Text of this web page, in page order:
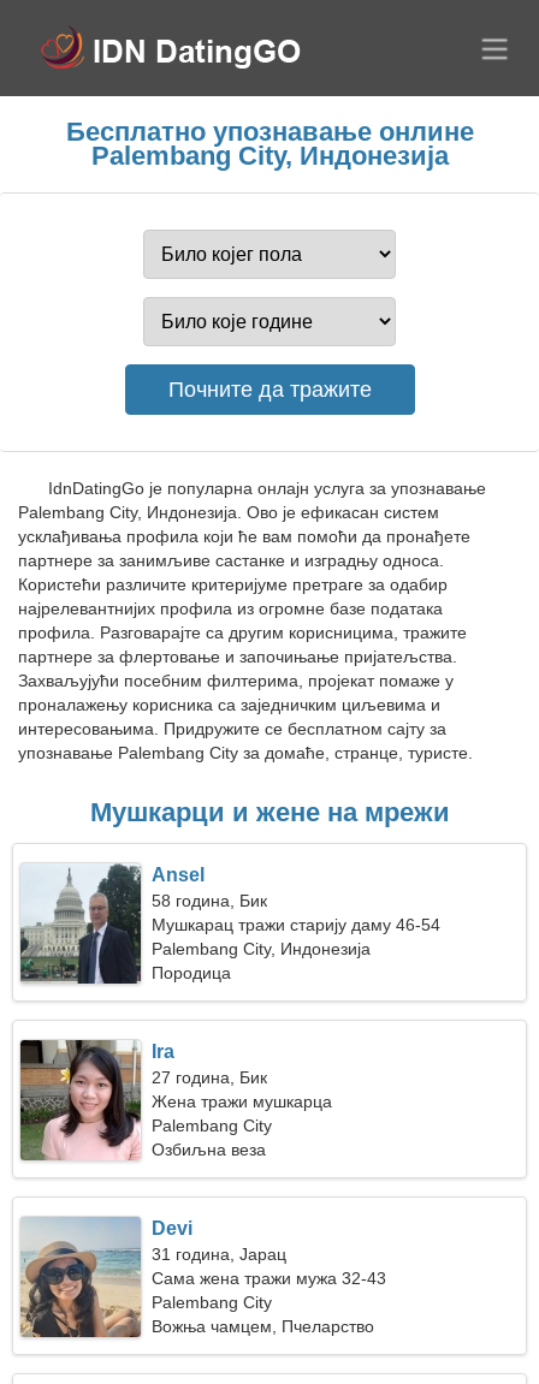
Бесплатно упознавање онлине
Palembang City, Индонезија
IdnDatingGo је популарна онлајн услуга за упознавање
Palembang City, Индонезија. Ово је ефикасан систем
усклађивања профила који ће вам помоћи да пронађете
партнере за занимљиве састанке и изградњу односа.
Користећи различите критеријуме претраге за одабир
најрелевантнијих профила из огромне базе података
профила. Разговарајте са другим корисницима, тражите
партнере за флертовање и започињање пријатељства.
Захваљујући посебним филтерима, пројекат помаже у
проналажењу корисника са заједничким циљевима и
интересовањима. Придружите се бесплатном сајту за
упознавање Palembang City за домаће, странце, туристе.
Мушкарци и жене на мрежи
Ansel
58 година, Бик
Мушкарац тражи старију даму 46-54
Palembang City, Индонезија
Породица
Ira
27 година, Бик
Жена тражи мушкарца
Palembang City
Озбиљна веза
Devi
31 година, Јарац
Сама жена тражи мужа 32-43
Palembang City
Вожња чамцем, Пчеларство